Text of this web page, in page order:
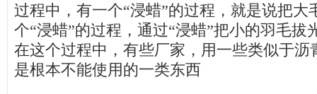
过程中，有一个“浸蜡”的过程，就是说把大
个“浸蜡”的过程，通过“浸蜡”把小的羽毛拔
在这个过程中，有些厂家，用一些类似于沥
是根本不能使用的一类东西